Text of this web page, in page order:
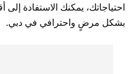
احتياجاتك، يمكنك الاستفادة
بشكل مرضٍ واحترافي في دبي.